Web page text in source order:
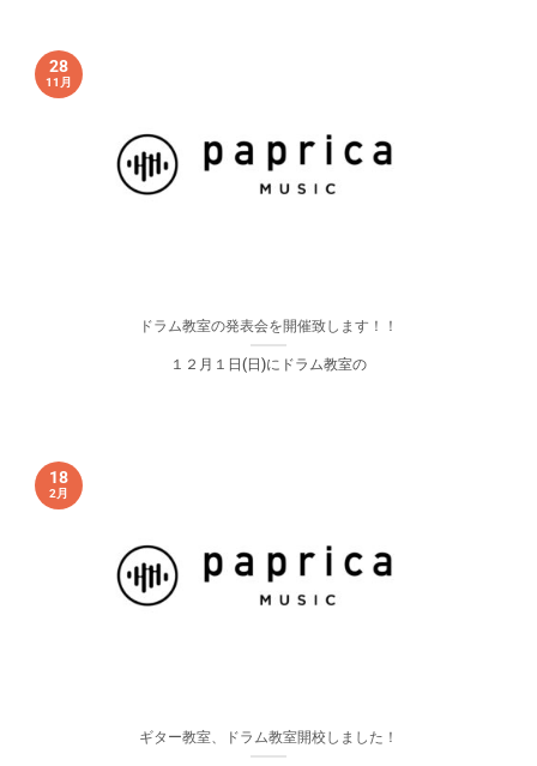
ドラム教室の発表会を開催致します！！
１２月１日(日)にドラム教室の
28
11月
ギター教室、ドラム教室開校しました！
18
2月